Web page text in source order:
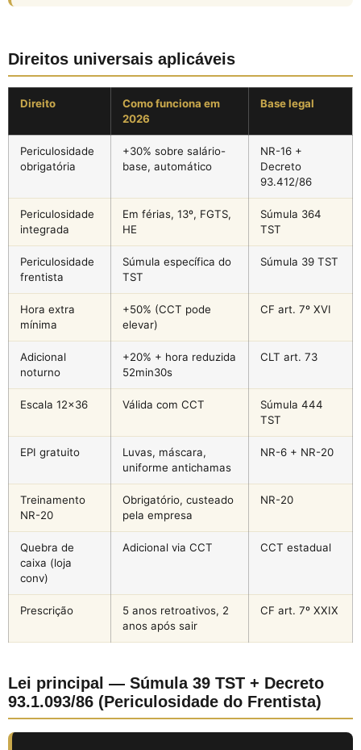
Direitos universais aplicáveis
Direito
Como funciona em
2026
Base legal
Periculosidade
obrigatória
+30% sobre salário-
base, automático
NR-16 +
Decreto
93.412/86
Periculosidade
integrada
Em férias, 13º, FGTS,
HE
Súmula 364
TST
Periculosidade
frentista
Súmula específica do
TST
Súmula 39 TST
Hora extra
mínima
+50% (CCT pode
elevar)
CF art. 7º XVI
Adicional
noturno
+20% + hora reduzida
52min30s
CLT art. 73
Escala 12×36 Válida com CCT
Súmula 444
TST
EPI gratuito
Luvas, máscara,
uniforme antichamas
NR-6 + NR-20
Treinamento
NR-20
Obrigatório, custeado
pela empresa
NR-20
Quebra de
caixa (loja
conv)
Adicional via CCT CCT estadual
Prescrição
5 anos retroativos, 2
anos após sair
CF art. 7º XXIX
Lei principal — Súmula 39 TST + Decreto
93.1.093/86 (Periculosidade do Frentista)